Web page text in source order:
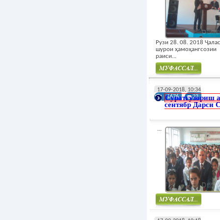
Рузи 28. 08. 2018
шурои ҳамоҳангсозии
раиси...
17-09-2018, 10:34
1676
23
Суратгузориш
сентябр Дарси
...